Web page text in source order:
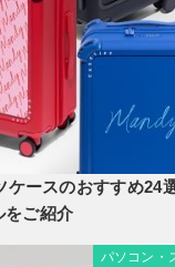
ケースのおすすめ24
をご紹介
パソコン・